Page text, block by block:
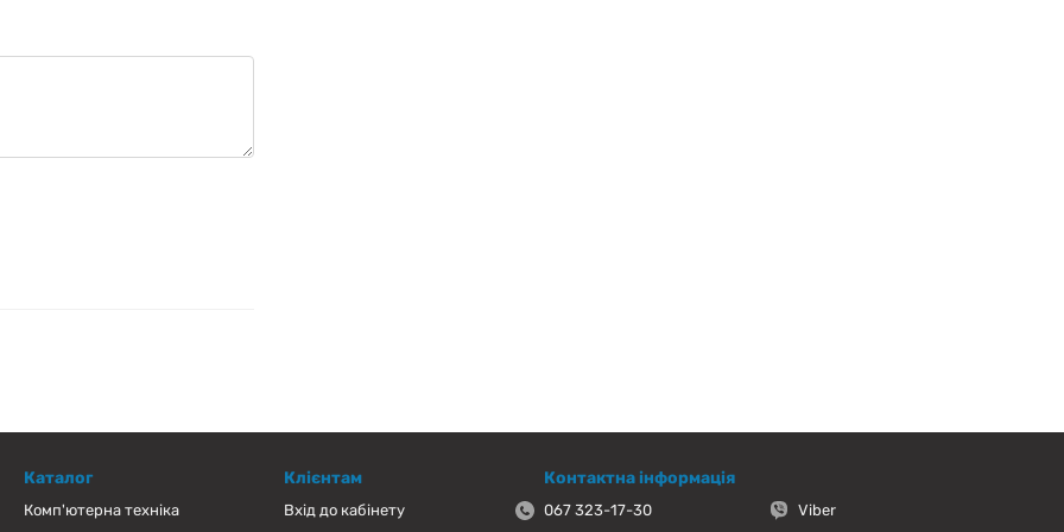
Каталог
Комп'ютерна техніка
Клієнтам
Вхід до кабінету
Контактна інформація
067 323-17-30 Viber